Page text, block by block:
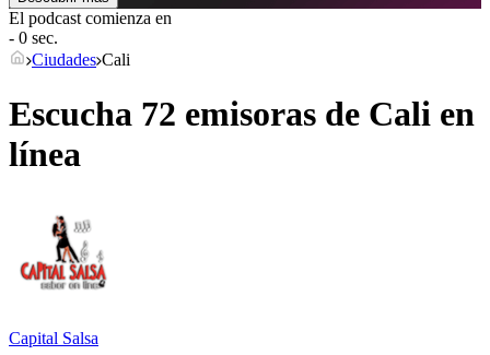
El podcast comienza en
- 0 sec.
Ciudades Cali
Escucha 72 emisoras de Cali en
línea
Capital Salsa